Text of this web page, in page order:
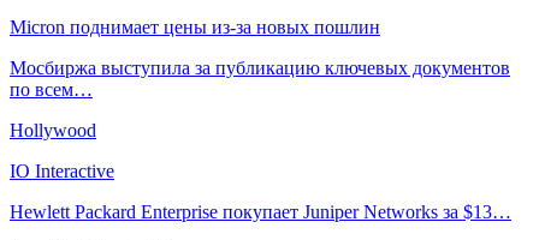
Micron поднимает цены из-за новых пошлин
Мосбиржа выступила за публикацию ключевых документов
по всем…
Hollywood
IO Interactive
Hewlett Packard Enterprise покупает Juniper Networks за $13…